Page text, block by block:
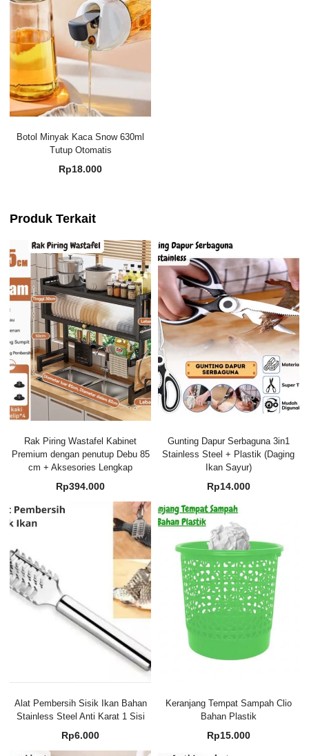
Botol Minyak Kaca Snow 630ml
Tutup Otomatis
Rp18.000
Produk Terkait
Rak Piring Wastafel Kabinet
Premium dengan penutup Debu 85
cm + Aksesories Lengkap
Rp394.000
Gunting Dapur Serbaguna 3in1
Stainless Steel + Plastik (Daging
Ikan Sayur)
Rp14.000
Alat Pembersih Sisik Ikan Bahan
Stainless Steel Anti Karat 1 Sisi
Rp6.000
Keranjang Tempat Sampah Clio
Bahan Plastik
Rp15.000